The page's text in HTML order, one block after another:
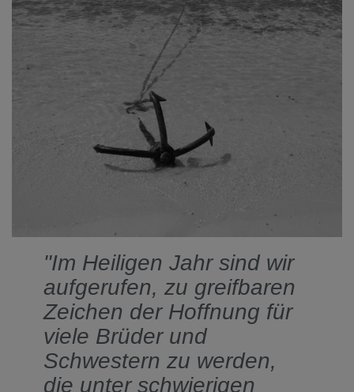
"Im Heiligen Jahr sind wir
aufgerufen, zu greifbaren
Zeichen der Hoffnung für
viele Brüder und
Schwestern zu werden,
die unter schwierigen